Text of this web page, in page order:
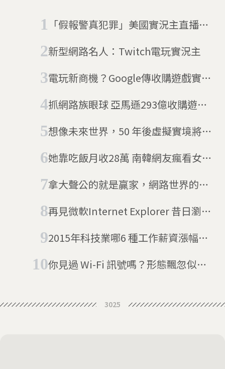
「假報警真犯罪」美國實況主直播到
新型網路名人：Twitch電玩實況主
電玩新商機？Google傳收購遊戲實況
抓網路族眼球 亞馬遜293億收購遊戲
想像未來世界，50 年後虛擬實境將取
她靠吃飯月收28萬 南韓網友瘋看女神
拿大聲公的就是贏家，網路世界的沉
再見微軟Internet Explorer 昔日瀏覽
2015年科技業哪6 種工作薪資漲幅最
你見過 Wi-Fi 訊號嗎？形態飄忽似鬼
3025